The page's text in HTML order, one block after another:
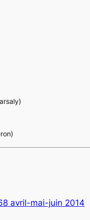
avril-mai-juin 2014